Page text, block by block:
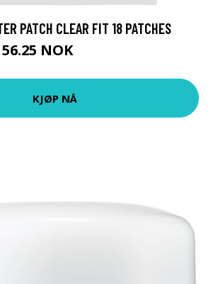
PATCH CLEAR FIT 18 PATCHES
56.25 NOK
KJØP NÅ